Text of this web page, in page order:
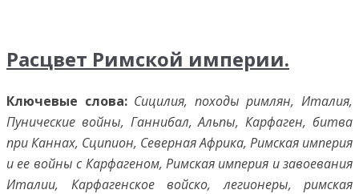
Расцвет Римской империи.
Ключевые слова: Сицилия, походы римлян, Италия,
Пунические войны, Ганнибал, Альпы, Карфаген, битва
при Каннах, Сципион, Северная Африка, Римская империя
и ее войны с Карфагеном, Римская империя и завоевания
Италии, Карфагенское войско, легионеры, римская